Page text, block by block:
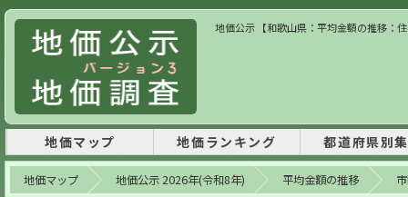
地価公示 【和歌山県：平均金額の推移：
地価マップ 地価ランキング 都道府県別
地価マップ 地価公示 2026年(令和8年) 平均金額の推移